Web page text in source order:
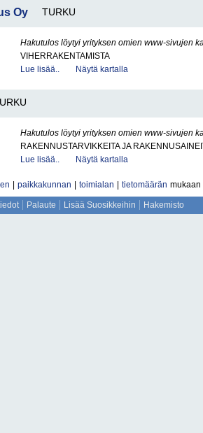
Oy TURKU
Hakutulos löytyi yrityksen omien www-sivujen
VIHERRAKENTAMISTA
Lue lisää..
Näytä kartalla
Hakutulos löytyi yrityksen omien www-sivujen
RAKENNUSTARVIKKEITA JA
Lue lisää..
Näytä kartalla
paikkakunnan toimialan tietomäärän mukaan
Palaute Lisää Suosikkeihin Hakemisto